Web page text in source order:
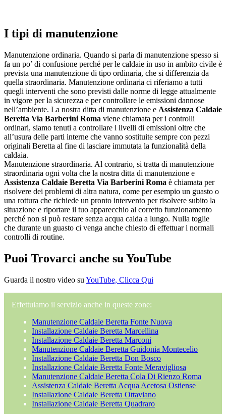
I tipi di manutenzione
Manutenzione ordinaria. Quando si parla di manutenzione spesso si
fa un po’ di confusione perché per le caldaie in uso in ambito civile è
prevista una manutenzione di tipo ordinaria, che si differenzia da
quella straordinaria. Manutenzione ordinaria ci riferiamo a tutti
quegli interventi che sono previsti dalle norme di legge attualmente
in vigore per la sicurezza e per controllare le emissioni dannose
nell’ambiente. La nostra ditta di manutenzione e Assistenza Caldaie
Beretta Via Barberini Roma viene chiamata per i controlli
ordinari, siamo tenuti a controllare i livelli di emissioni oltre che
all’usura delle parti interne che vanno sostituite sempre con pezzi
originali Beretta al fine di lasciare immutata la funzionalità della
caldaia.
Manutenzione straordinaria. Al contrario, si tratta di manutenzione
straordinaria ogni volta che la nostra ditta di manutenzione e
Assistenza Caldaie Beretta Via Barberini Roma è chiamata per
risolvere dei problemi di altra natura, come per esempio un guasto o
una rottura che richiede un pronto intervento per risolvere subito la
situazione e riportare il tuo apparecchio al corretto funzionamento
perché non si può restare senza acqua calda a lungo. Nulla toglie
che durante un guasto ci venga anche chiesto di effettuar i normali
controlli di routine.
Puoi Trovarci anche su YouTube
Guarda il nostro video su YouTube, Clicca Qui
Effettuiamo il servizio anche in queste zone:
Manutenzione Caldaie Beretta Fonte Nuova
Installazione Caldaie Beretta Marcellina
Installazione Caldaie Beretta Marconi
Manutenzione Caldaie Beretta Guidonia Montecelio
Installazione Caldaie Beretta Don Bosco
Installazione Caldaie Beretta Fonte Meravigliosa
Manutenzione Caldaie Beretta Cola Di Rienzo Roma
Assistenza Caldaie Beretta Acqua Acetosa Ostiense
Installazione Caldaie Beretta Ottaviano
Installazione Caldaie Beretta Quadraro